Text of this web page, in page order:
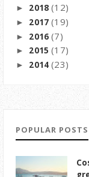
► 2018(12)
► 2017(19)
► 2016(7)
► 2015(17)
► 2014(23)
POPULAR POSTS